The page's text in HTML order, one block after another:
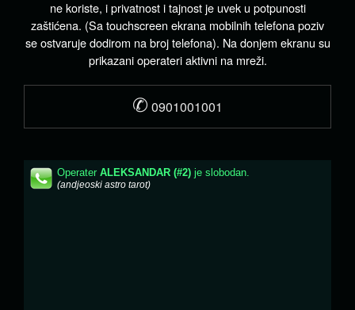
ne koriste, i privatnost i tajnost je uvek u potpunosti
zaštićena. (Sa touchscreen ekrana mobilnih telefona poziv
se ostvaruje dodirom na broj telefona). Na donjem ekranu su
prikazani operateri aktivni na mreži.
✆ 0901001001